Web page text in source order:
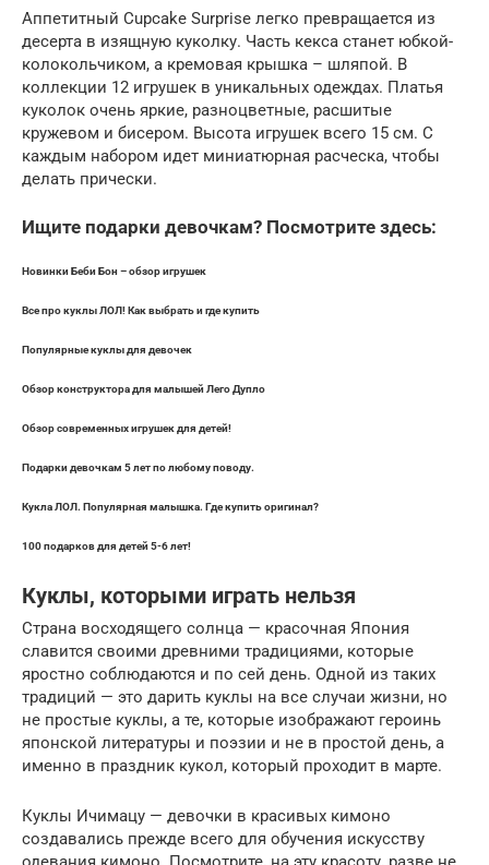
Аппетитный Cupcake Surprise легко превращается из
десерта в изящную куколку. Часть кекса станет юбкой-
колокольчиком, а кремовая крышка – шляпой. В
коллекции 12 игрушек в уникальных одеждах. Платья
куколок очень яркие, разноцветные, расшитые
кружевом и бисером. Высота игрушек всего 15 см. С
каждым набором идет миниатюрная расческа, чтобы
делать прически.
Ищите подарки девочкам? Посмотрите здесь:
Новинки Беби Бон – обзор игрушек
Все про куклы ЛОЛ! Как выбрать и где купить
Популярные куклы для девочек
Обзор конструктора для малышей Лего Дупло
Обзор современных игрушек для детей!
Подарки девочкам 5 лет по любому поводу.
Кукла ЛОЛ. Популярная малышка. Где купить оригинал?
100 подарков для детей 5-6 лет!
Куклы, которыми играть нельзя
Страна восходящего солнца — красочная Япония
славится своими древними традициями, которые
яростно соблюдаются и по сей день. Одной из таких
традиций — это дарить куклы на все случаи жизни, но
не простые куклы, а те, которые изображают героинь
японской литературы и поэзии и не в простой день, а
именно в праздник кукол, который проходит в марте.
Куклы Ичимацу — девочки в красивых кимоно
создавались прежде всего для обучения искусству